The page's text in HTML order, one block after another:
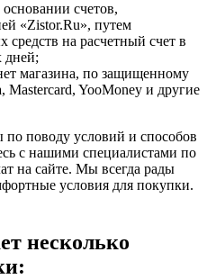
счетов,
«Zistor.Ru», путем
средств на расчетный счет в
дней;
магазина, по защищенному
YooMoney и другие
поводу условий и способов
с нашими специалистами по
на сайте. Мы всегда рады
условия для покупки.
несколько